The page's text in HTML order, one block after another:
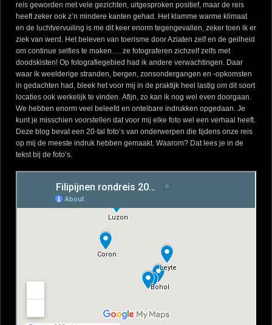
reis geworden met vele gezichten, uitgesproken positief, maar de reis
heeft zeker ook z’n mindere kanten gehad. Het klamme warme klimaat
en de luchtvervuiling is me dit keer enorm tegengevallen, zeker toen ik er
ziek van werd. Het beleven van toerisme door Aziaten zelf en de geilheid
om continue selfies te maken…. ze fotograferen zichzelf zelfs met
doodskisten! Op fotografiegebied had ik andere verwachtingen. Daar
waar ik weelderige stranden, bergen, zonsondergangen en -opkomsten
in gedachten had, bleek het voor mij in de praktijk heel lastig om dit soort
locaties ook werkelijk te vinden. Afijn, zo kan ik nog wel even doorgaan.
We hebben enorm veel beleefd en ontelbare indrukken opgedaan. Je
kunt je misschien voorstellen dat voor mij elke foto wel een verhaal heeft.
Deze blog bevat een 20-tal foto’s van onderwerpen die tijdens onze reis
op mij de meeste indruk hebben gemaakt. Waarom? Dat lees je in de
tekst bij de foto’s.